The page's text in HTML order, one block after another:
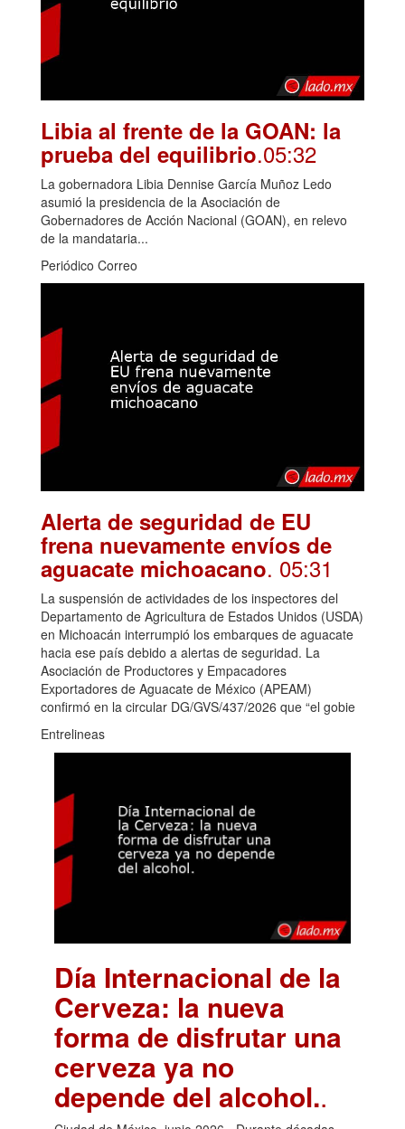
Libia al frente de la GOAN: la
prueba del equilibrio.05:32
La gobernadora Libia Dennise García Muñoz Ledo
asumió la presidencia de la Asociación de
Gobernadores de Acción Nacional (GOAN), en relevo
de la mandataria...
Periódico Correo
Alerta de seguridad de EU
frena nuevamente envíos de
aguacate michoacano. 05:31
La suspensión de actividades de los inspectores del
Departamento de Agricultura de Estados Unidos (USDA)
en Michoacán interrumpió los embarques de aguacate
hacia ese país debido a alertas de seguridad. La
Asociación de Productores y Empacadores
Exportadores de Aguacate de México (APEAM)
confirmó en la circular DG/GVS/437/2026 que “el gobie
Entrelineas
Día Internacional de la
Cerveza: la nueva
forma de disfrutar una
cerveza ya no
depende del alcohol..